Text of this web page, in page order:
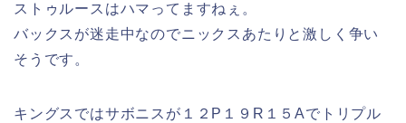
ストゥルースはハマってますねぇ。
バックスが迷走中なのでニックスあたりと激しく争い
そうです。
キングスではサボニスが１２P１９R１５Aでトリプル